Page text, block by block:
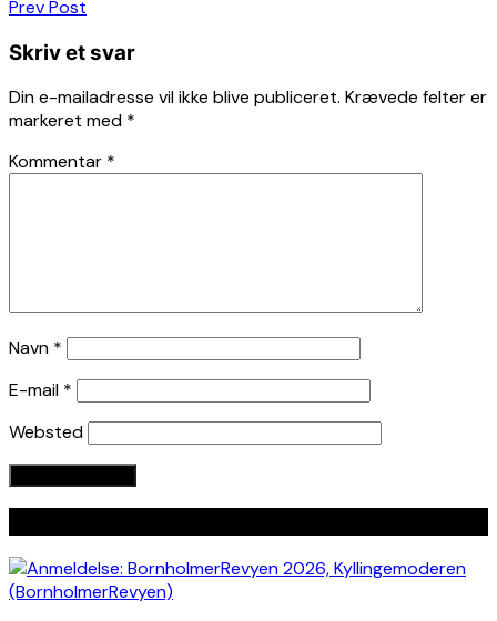
Indlægsnavigation
Prev Post
Skriv et svar
Din e-mailadresse vil ikke blive publiceret. Krævede felter er
markeret med *
Kommentar *
Navn *
E-mail *
Websted